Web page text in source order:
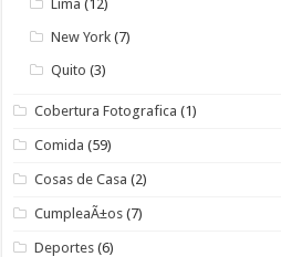
Lima (12)
New York (7)
Quito (3)
Cobertura Fotografica (1)
Comida (59)
Cosas de Casa (2)
CumpleaÃ±os (7)
Deportes (6)